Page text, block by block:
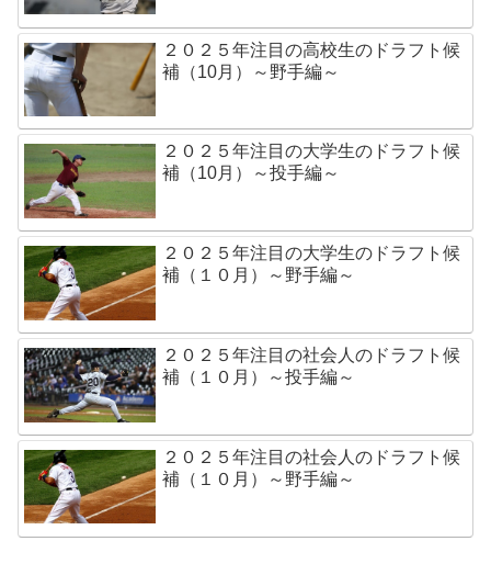
２０２５年注目の高校生のドラフト候
補（10月）～野手編～
２０２５年注目の大学生のドラフト候
補（10月）～投手編～
２０２５年注目の大学生のドラフト候
補（１０月）～野手編～
２０２５年注目の社会人のドラフト候
補（１０月）～投手編～
２０２５年注目の社会人のドラフト候
補（１０月）～野手編～